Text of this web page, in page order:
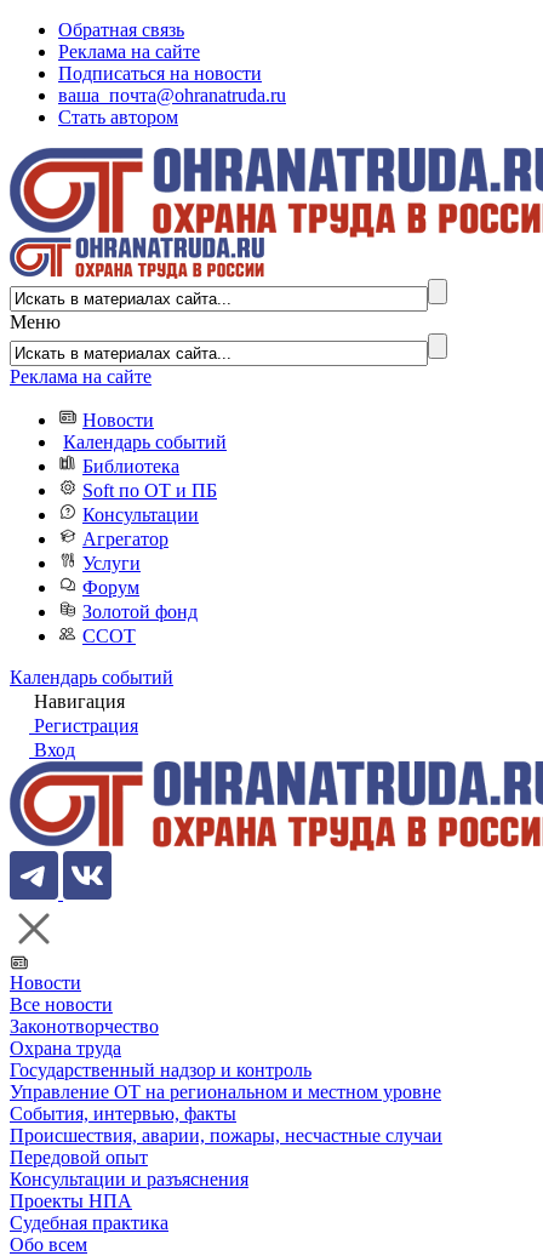
Обратная связь
Реклама на сайте
Подписаться на новости
ваша_почта@ohranatruda.ru
Стать автором
Меню
Реклама на сайте
Новости
Календарь событий
Библиотека
Soft по ОТ и ПБ
Консультации
Агрегатор
Услуги
Форум
Золотой фонд
ССОТ
Календарь событий
Навигация
Регистрация
Вход
Новости
Все новости
Законотворчество
Охрана труда
Государственный надзор и контроль
Управление ОТ на региональном и местном уровне
События, интервью, факты
Происшествия, аварии, пожары, несчастные случаи
Передовой опыт
Консультации и разъяснения
Проекты НПА
Судебная практика
Обо всем